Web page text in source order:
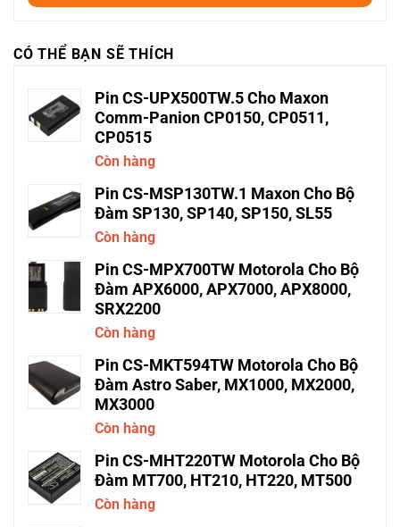
CÓ THỂ BẠN SẼ THÍCH
Pin CS-UPX500TW.5 Cho Maxon
Comm-Panion CP0150, CP0511,
CP0515
Còn hàng
Pin CS-MSP130TW.1 Maxon Cho Bộ
Đàm SP130, SP140, SP150, SL55
Còn hàng
Pin CS-MPX700TW Motorola Cho Bộ
Đàm APX6000, APX7000, APX8000,
SRX2200
Còn hàng
Pin CS-MKT594TW Motorola Cho Bộ
Đàm Astro Saber, MX1000, MX2000,
MX3000
Còn hàng
Pin CS-MHT220TW Motorola Cho Bộ
Đàm MT700, HT210, HT220, MT500
Còn hàng